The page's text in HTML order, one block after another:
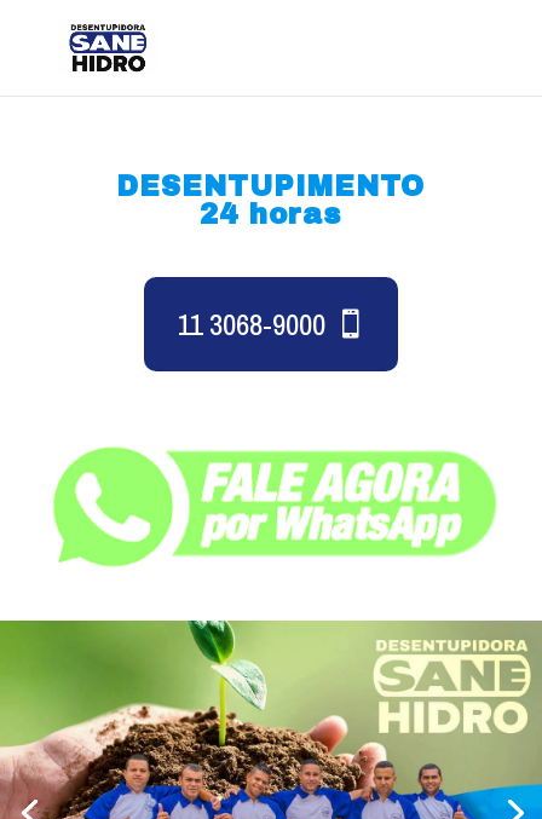
DESENTUPIMENTO
24 horas
11 3068-9000